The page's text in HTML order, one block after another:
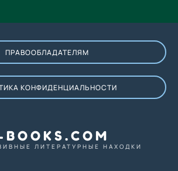
ПРАВООБЛАДАТЕЛЯМ
КОНФИДЕНЦИАЛЬНОСТИ
ЛИТЕРАТУРНЫЕ НАХОДКИ